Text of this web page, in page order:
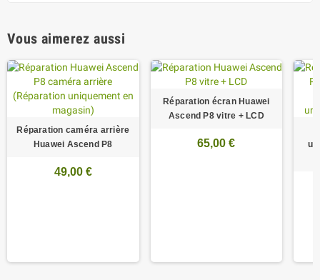
Vous aimerez aussi
Réparation caméra arrière
Huawei Ascend P8
49,00 €
Réparation écran Huawei
Ascend P8 vitre + LCD
65,00 €